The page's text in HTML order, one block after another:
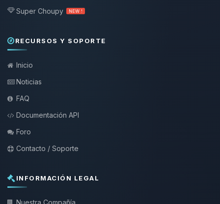
Super Choupy NEW !
RECURSOS Y SOPORTE
Inicio
Noticias
FAQ
Documentación API
Foro
Contacto / Soporte
INFORMACIÓN LEGAL
Nuestra Compañía